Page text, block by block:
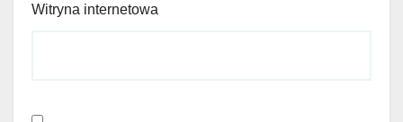
Witryna internetowa